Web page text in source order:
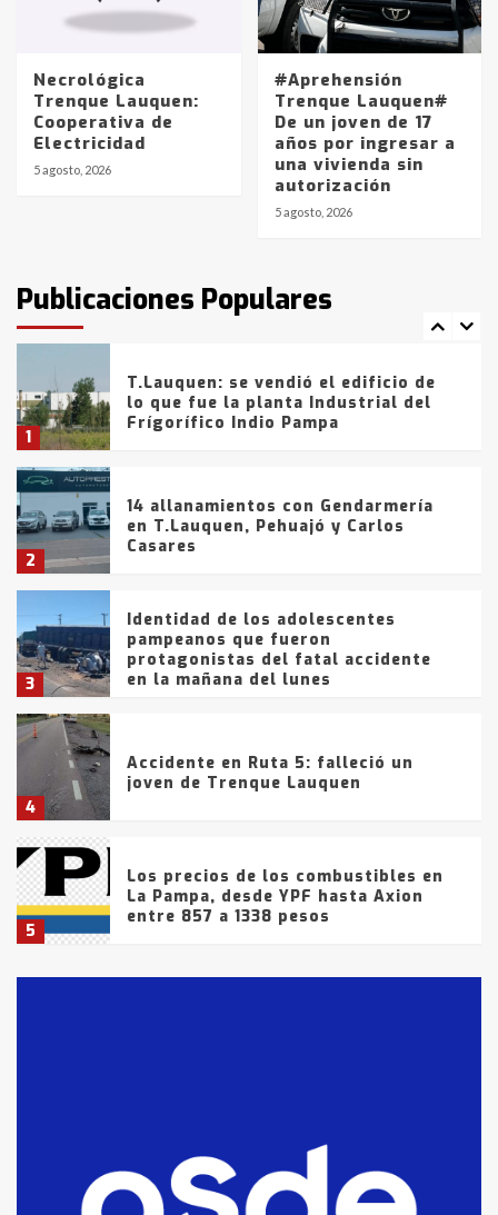
Necrológica
Trenque Lauquen:
Cooperativa de
Electricidad
5 agosto, 2026
#Aprehensión
Trenque Lauquen#
De un joven de 17
años por ingresar a
una vivienda sin
autorización
5 agosto, 2026
Publicaciones Populares
Los precios de los combustibles en
La Pampa, desde YPF hasta Axion
entre 857 a 1338 pesos
La Bolsa de Cereales de Bahía
Blanca anticipa que Agosto vendrá
con lluvias y heladas, en gran parte
fueron detenidos por
comercialización de drogas en la
tarde del sábado
1
T.Lauquen: se vendió el edificio de
lo que fue la planta Industrial del
Frígorífico Indio Pampa
2
14 allanamientos con Gendarmería
en T.Lauquen, Pehuajó y Carlos
Casares
3
Identidad de los adolescentes
pampeanos que fueron
protagonistas del fatal accidente
en la mañana del lunes
4
Accidente en Ruta 5: falleció un
joven de Trenque Lauquen
5
Los precios de los combustibles en
La Pampa, desde YPF hasta Axion
entre 857 a 1338 pesos
fueron detenidos por
comercialización de drogas en la
tarde del sábado